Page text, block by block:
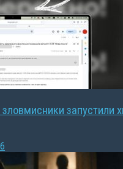
зловмисники запустили